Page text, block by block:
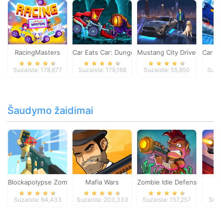
RacingMasters
Suzaista: 178,677
Car Eats Car: Dungeon Adventure
Suzaista: 179,168
Mustang City Driver
Suzaista: 55,850
Car
Šaudymo žaidimai
Blockapolypse Zombie Shooter
Suzaista: 64,433
Mafia Wars
Suzaista: 203,333
Zombie Idle Defense
Suzaista: 157,257